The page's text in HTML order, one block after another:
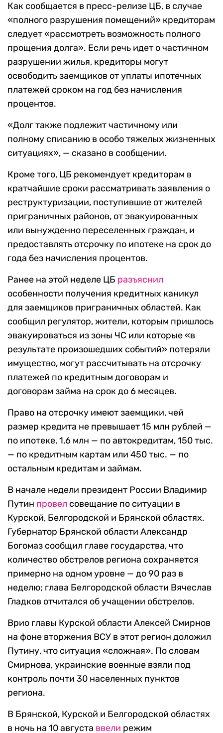
Как сообщается в пресс-релизе ЦБ, в случае
«полного разрушения помещений» кредиторам
следует «рассмотреть возможность полного
прощения долга». Если речь идет о частичном
разрушении жилья, кредиторы могут
освободить заемщиков от уплаты ипотечных
платежей сроком на год без начисления
процентов.
«Долг также подлежит частичному или
полному списанию в особо тяжелых жизненных
ситуациях», — сказано в сообщении.
Кроме того, ЦБ рекомендует кредиторам в
кратчайшие сроки рассматривать заявления о
реструктуризации, поступившие от жителей
приграничных районов, от эвакуированных
или вынужденно переселенных граждан, и
предоставлять отсрочку по ипотеке на срок до
года без начисления процентов.
Ранее на этой неделе ЦБ разъяснил
особенности получения кредитных каникул
для заемщиков приграничных областей. Как
сообщил регулятор, жители, которым пришлось
эвакуироваться из зоны ЧС или которые «в
результате произошедших событий» потеряли
имущество, могут рассчитывать на отсрочку
платежей по кредитным договорам и
договорам займа на срок до 6 месяцев.
Право на отсрочку имеют заемщики, чей
размер кредита не превышает 15 млн рублей —
по ипотеке, 1,6 млн — по автокредитам, 150 тыс.
— по кредитным картам или 450 тыс. — по
остальным кредитам и займам.
В начале недели президент России Владимир
Путин провел совещание по ситуации в
Курской, Белгородской и Брянской областях.
Губернатор Брянской области Александр
Богомаз сообщил главе государства, что
количество обстрелов региона сохраняется
примерно на одном уровне — до 90 раз в
неделю; глава Белгородской области Вячеслав
Гладков отчитался об учащении обстрелов.
Врио главы Курской области Алексей Смирнов
на фоне вторжения ВСУ в этот регион доложил
Путину, что ситуация «сложная». По словам
Смирнова, украинские военные взяли под
контроль почти 30 населенных пунктов
региона.
В Брянской, Курской и Белгородской областях
в ночь на 10 августа ввели режим